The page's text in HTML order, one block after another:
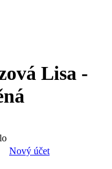
Lisa -
Nový účet